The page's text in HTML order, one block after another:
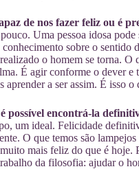
de nos fazer feliz ou é
Uma pessoa idosa
sobre o
o homem se torna.
É agir conforme o dever
aprender a ser assim. É isso
possível encontrá-la
um ideal. Felicidade
O que temos são
mais feliz do que é
da filosofia: ajudar o